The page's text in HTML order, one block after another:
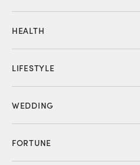
HEALTH
LIFESTYLE
WEDDING
FORTUNE